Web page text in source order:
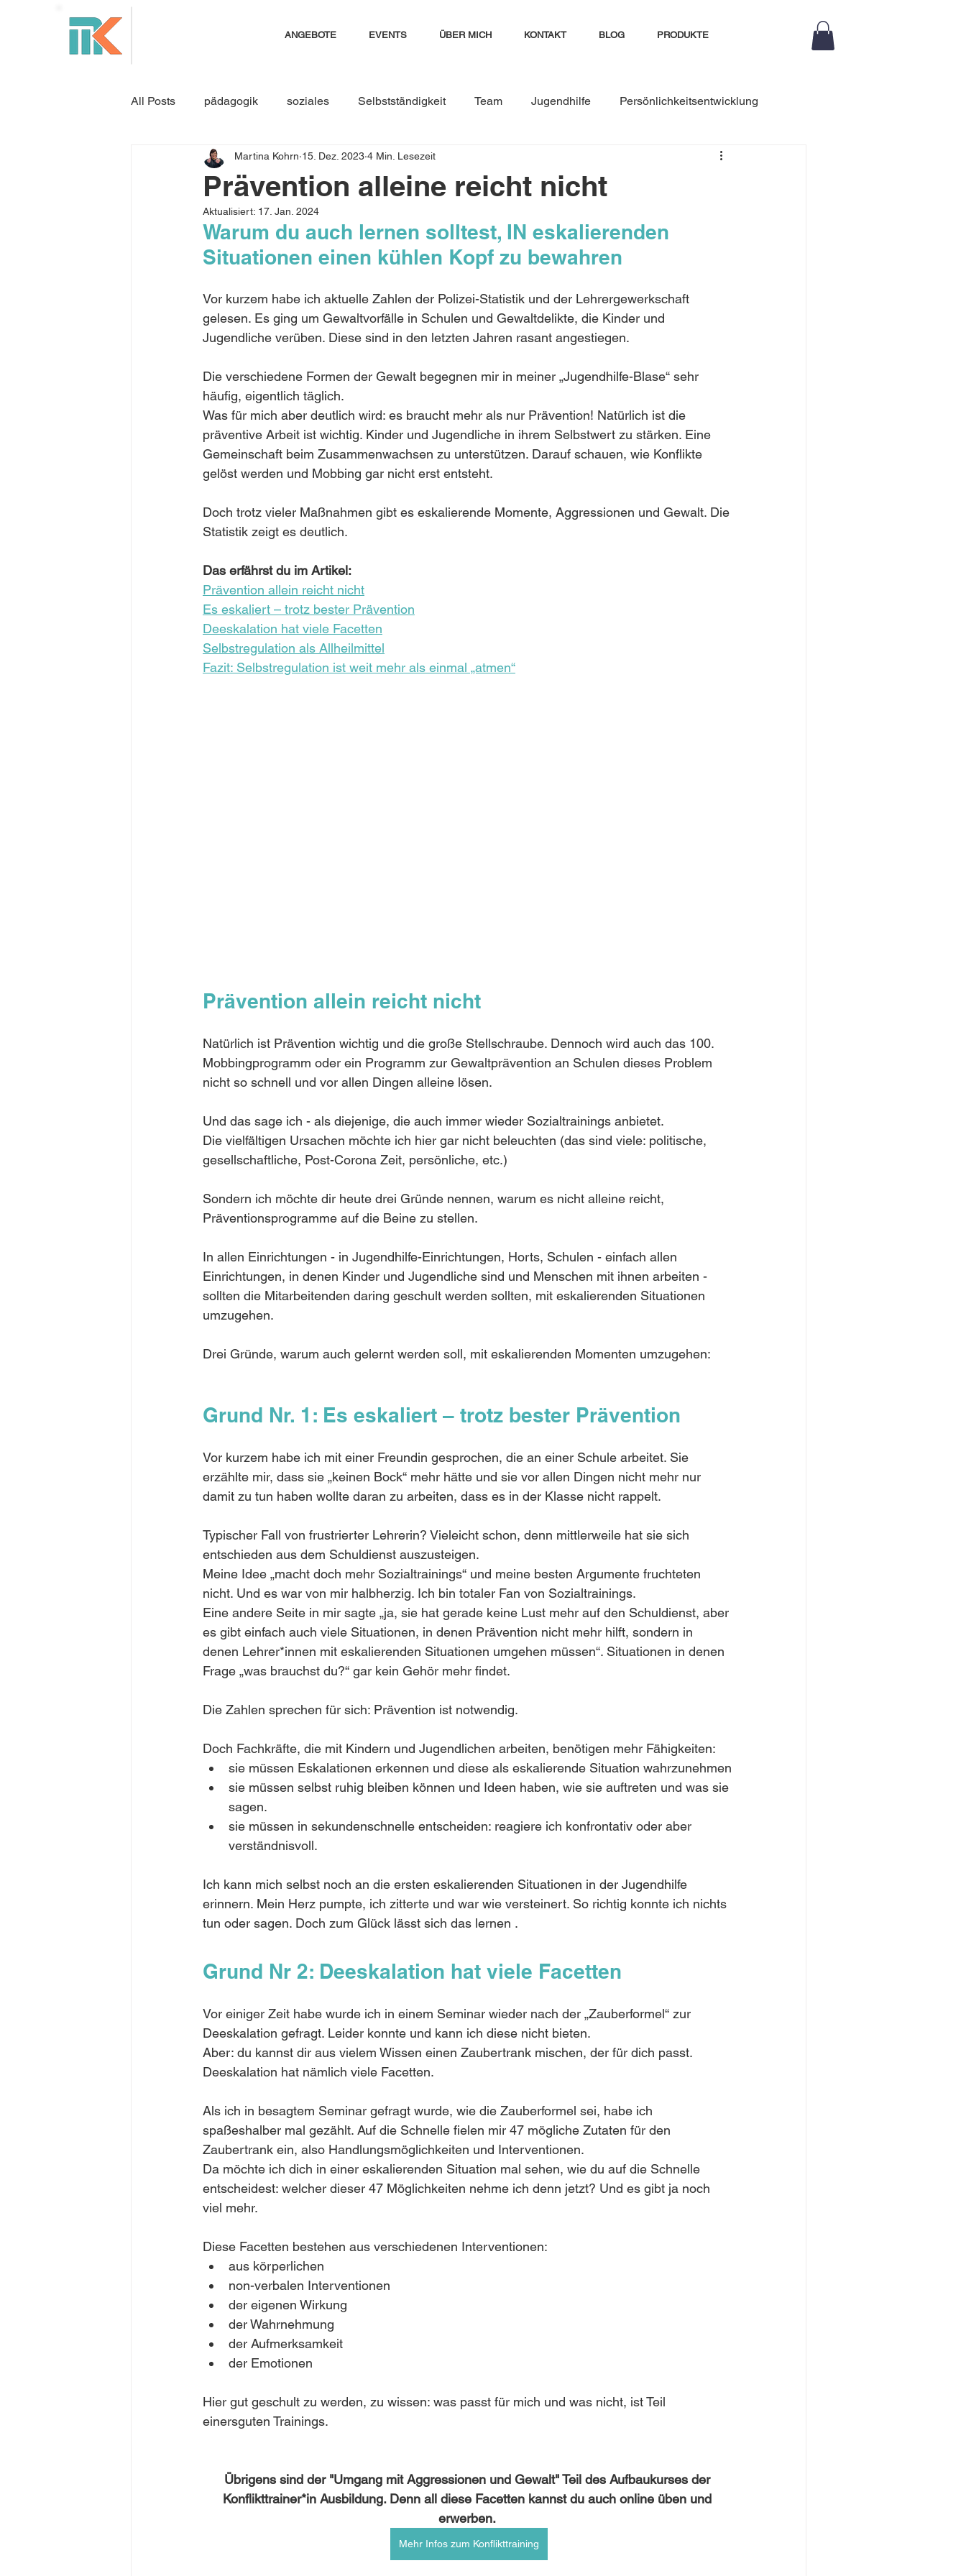
ANGEBOTE EVENTS ÜBER MICH KONTAKT BLOG PRODUKTE
All Posts pädagogik soziales Selbstständigkeit Team Jugendhilfe Persönlichkeitsentwicklung
Resilienz Konfliktmanagement seminare
Jahresrückblick Seminare
Führungskraft
Konfliktlösung
Prävention alleine reicht nicht
Martina Kohrn 15. Dez. 2023 4 Min. Lesezeit
Aktualisiert: 17. Jan. 2024
Warum du auch lernen solltest, IN eskalierenden
Situationen einen kühlen Kopf zu bewahren
Vor kurzem habe ich aktuelle Zahlen der Polizei-Statistik und der Lehrergewerkschaft
gelesen. Es ging um Gewaltvorfälle in Schulen und Gewaltdelikte, die Kinder und
Jugendliche verüben. Diese sind in den letzten Jahren rasant angestiegen.
Die verschiedene Formen der Gewalt begegnen mir in meiner „Jugendhilfe-Blase“ sehr
häufig, eigentlich täglich.
Was für mich aber deutlich wird: es braucht mehr als nur Prävention! Natürlich ist die
präventive Arbeit ist wichtig. Kinder und Jugendliche in ihrem Selbstwert zu stärken. Eine
Gemeinschaft beim Zusammenwachsen zu unterstützen. Darauf schauen, wie Konflikte
gelöst werden und Mobbing gar nicht erst entsteht.
Doch trotz vieler Maßnahmen gibt es eskalierende Momente, Aggressionen und Gewalt. Die
Statistik zeigt es deutlich.
Das erfährst du im Artikel:
Prävention allein reicht nicht
Es eskaliert – trotz bester Prävention
Deeskalation hat viele Facetten
Selbstregulation als Allheilmittel
Fazit: Selbstregulation ist weit mehr als einmal „atmen“
Prävention allein reicht nicht
Natürlich ist Prävention wichtig und die große Stellschraube. Dennoch wird auch das 100.
Mobbingprogramm oder ein Programm zur Gewaltprävention an Schulen dieses Problem
nicht so schnell und vor allen Dingen alleine lösen.
Und das sage ich - als diejenige, die auch immer wieder Sozialtrainings anbietet.
Die vielfältigen Ursachen möchte ich hier gar nicht beleuchten (das sind viele: politische,
gesellschaftliche, Post-Corona Zeit, persönliche, etc.)
Sondern ich möchte dir heute drei Gründe nennen, warum es nicht alleine reicht,
Präventionsprogramme auf die Beine zu stellen.
In allen Einrichtungen - in Jugendhilfe-Einrichtungen, Horts, Schulen - einfach allen
Einrichtungen, in denen Kinder und Jugendliche sind und Menschen mit ihnen arbeiten -
sollten die Mitarbeitenden daring geschult werden sollten, mit eskalierenden Situationen
umzugehen.
Drei Gründe, warum auch gelernt werden soll, mit eskalierenden Momenten umzugehen:
Grund Nr. 1: Es eskaliert – trotz bester Prävention
Vor kurzem habe ich mit einer Freundin gesprochen, die an einer Schule arbeitet. Sie
erzählte mir, dass sie „keinen Bock“ mehr hätte und sie vor allen Dingen nicht mehr nur
damit zu tun haben wollte daran zu arbeiten, dass es in der Klasse nicht rappelt.
Typischer Fall von frustrierter Lehrerin? Vieleicht schon, denn mittlerweile hat sie sich
entschieden aus dem Schuldienst auszusteigen.
Meine Idee „macht doch mehr Sozialtrainings“ und meine besten Argumente fruchteten
nicht. Und es war von mir halbherzig. Ich bin totaler Fan von Sozialtrainings.
Eine andere Seite in mir sagte „ja, sie hat gerade keine Lust mehr auf den Schuldienst, aber
es gibt einfach auch viele Situationen, in denen Prävention nicht mehr hilft, sondern in
denen Lehrer*innen mit eskalierenden Situationen umgehen müssen“. Situationen in denen
Frage „was brauchst du?“ gar kein Gehör mehr findet.
Die Zahlen sprechen für sich: Prävention ist notwendig.
Doch Fachkräfte, die mit Kindern und Jugendlichen arbeiten, benötigen mehr Fähigkeiten:
sie müssen Eskalationen erkennen und diese als eskalierende Situation wahrzunehmen
sie müssen selbst ruhig bleiben können und Ideen haben, wie sie auftreten und was sie
sagen.
sie müssen in sekundenschnelle entscheiden: reagiere ich konfrontativ oder aber
verständnisvoll.
Ich kann mich selbst noch an die ersten eskalierenden Situationen in der Jugendhilfe
erinnern. Mein Herz pumpte, ich zitterte und war wie versteinert. So richtig konnte ich nichts
tun oder sagen. Doch zum Glück lässt sich das lernen .
Grund Nr 2: Deeskalation hat viele Facetten
Vor einiger Zeit habe wurde ich in einem Seminar wieder nach der „Zauberformel“ zur
Deeskalation gefragt. Leider konnte und kann ich diese nicht bieten.
Aber: du kannst dir aus vielem Wissen einen Zaubertrank mischen, der für dich passt.
Deeskalation hat nämlich viele Facetten.
Als ich in besagtem Seminar gefragt wurde, wie die Zauberformel sei, habe ich
spaßeshalber mal gezählt. Auf die Schnelle fielen mir 47 mögliche Zutaten für den
Zaubertrank ein, also Handlungsmöglichkeiten und Interventionen.
Da möchte ich dich in einer eskalierenden Situation mal sehen, wie du auf die Schnelle
entscheidest: welcher dieser 47 Möglichkeiten nehme ich denn jetzt? Und es gibt ja noch
viel mehr.
Diese Facetten bestehen aus verschiedenen Interventionen:
aus körperlichen
non-verbalen Interventionen
der eigenen Wirkung
der Wahrnehmung
der Aufmerksamkeit
der Emotionen
Hier gut geschult zu werden, zu wissen: was passt für mich und was nicht, ist Teil
einersguten Trainings.
Übrigens sind der "Umgang mit Aggressionen und Gewalt" Teil des Aufbaukurses der
Konflikttrainer*in Ausbildung. Denn all diese Facetten kannst du auch online üben und
erwerben.
Mehr Infos zum Konflikttraining